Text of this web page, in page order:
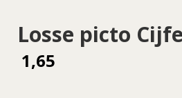
Losse picto
1,65